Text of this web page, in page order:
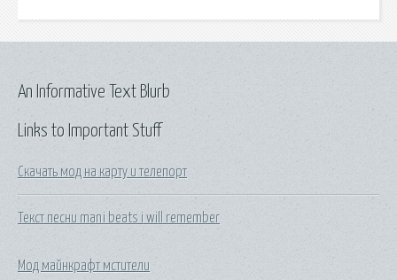
Links to Important Stuff
Скачать мод на карту и телепорт
Текст песни mani beats i will remember
Мод майнкрафт мстители
An Informative Text Blurb